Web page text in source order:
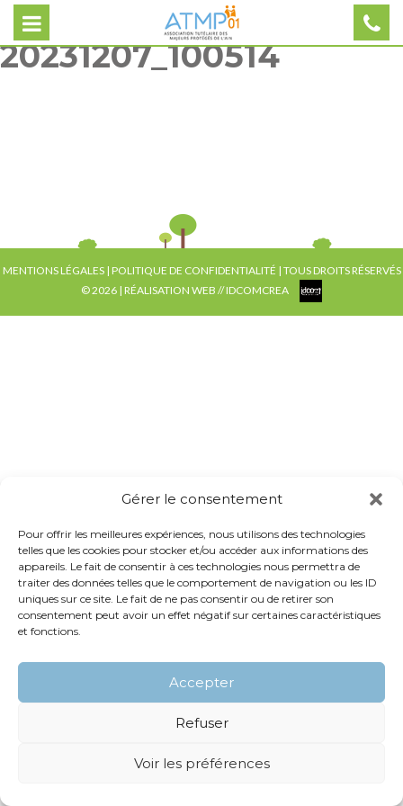
Gérer le consentement
Pour offrir les meilleures expériences, nous utilisons des technologies
telles que les cookies pour stocker et/ou accéder aux informations des
appareils. Le fait de consentir à ces technologies nous permettra de
traiter des données telles que le comportement de navigation ou les ID
uniques sur ce site. Le fait de ne pas consentir ou de retirer son
consentement peut avoir un effet négatif sur certaines caractéristiques
et fonctions.
Accepter
Refuser
Voir les préférences
20231207_100514
MENTIONS LÉGALES| POLITIQUE DE CONFIDENTIALITÉ | TOUS DROITS RÉSERVÉS
© 2026 | RÉALISATION WEB //IDCOMCREA